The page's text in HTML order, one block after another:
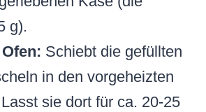
g).
Schiebt die gefüllten
in den vorgeheizten
sie dort für ca. 20-25